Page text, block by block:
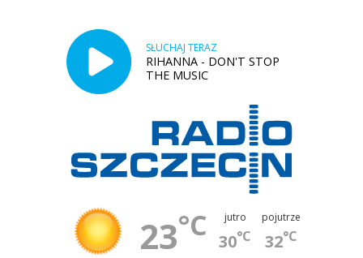
SŁUCHAJ TERAZ
RIHANNA - DON'T STOP
THE MUSIC
23°C jutro
30°C
pojutrze
32°C